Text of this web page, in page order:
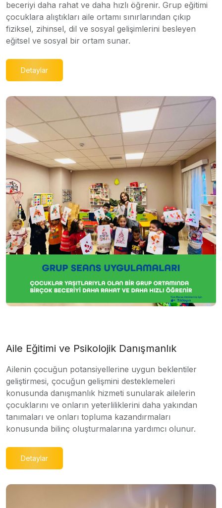
beceriyi daha rahat ve daha hızlı öğrenir. Grup eğitimi
çocuklara alıştıkları aile ortamı sınırlarından çıkıp
fiziksel, zihinsel, dil ve sosyal gelişimlerini besleyen
eğitsel ve sosyal bir ortam sunar.
Detaylar
Aile Eğitimi ve Psikolojik Danışmanlık
Ailenin çocuğun potansiyellerine uygun beklentiler
geliştirmesi, çocuğun gelişmini desteklemeleri
konusunda danışmanlık hizmeti sunularak ailelerin
çocuklarını ve onların yeterliliklerini daha yakından
tanımaları ve onları topluma kazandırmaları
konusunda bilinç oluşturmalarına yardımcı olunur.
Detaylar